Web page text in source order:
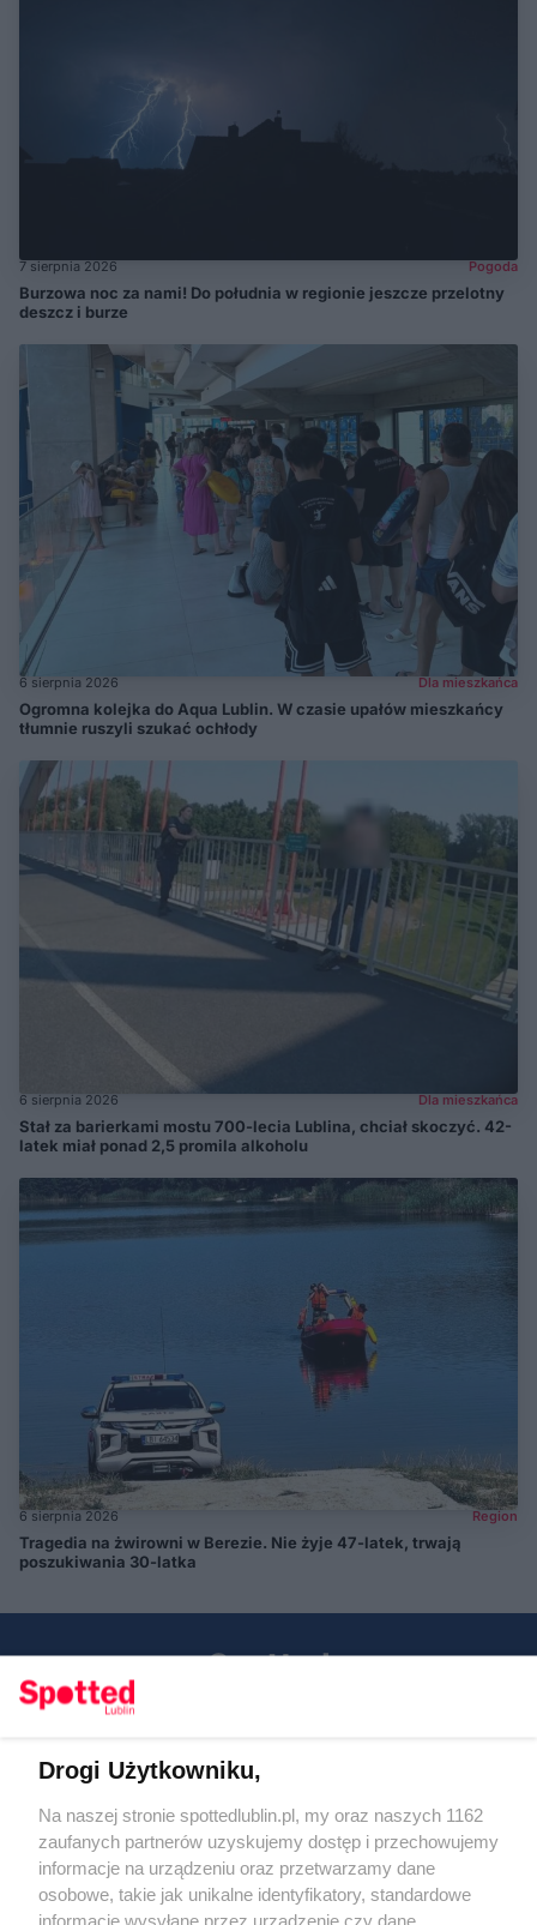
7 sierpnia 2026 Pogoda
Burzowa noc za nami! Do południa w regionie jeszcze przelotny
deszcz i burze
6 sierpnia 2026 Dla mieszkańca
Ogromna kolejka do Aqua Lublin. W czasie upałów mieszkańcy
tłumnie ruszyli szukać ochłody
6 sierpnia 2026 Dla mieszkańca
Stał za barierkami mostu 700-lecia Lublina, chciał skoczyć. 42-
latek miał ponad 2,5 promila alkoholu
6 sierpnia 2026 Region
Tragedia na żwirowni w Berezie. Nie żyje 47-latek, trwają
poszukiwania 30-latka
Regulamin
Polityka prywatności
RODO
Warunki korzystania z treści
Drogi Użytkowniku,
Na naszej stronie spottedlublin.pl, my oraz naszych 1162
zaufanych partnerów uzyskujemy dostęp i przechowujemy
informacje na urządzeniu oraz przetwarzamy dane
osobowe, takie jak unikalne identyfikatory, standardowe
informacje wysyłane przez urządzenie czy dane